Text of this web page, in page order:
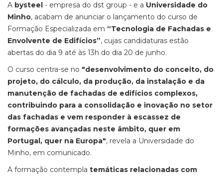
A bysteel - empresa do dst group - e a Universidade do
Minho, acabam de anunciar o lançamento do curso de
Formação Especializada em “Tecnologia de Fachadas e
Envolvente de Edifícios”, cujas candidaturas estão
abertas do dia 9 até às 13h do dia 20 de junho.
O curso centra-se no "desenvolvimento do conceito, do
projeto, do cálculo, da produção, da instalação e da
manutenção de fachadas de edifícios complexos,
contribuindo para a consolidação e inovação no setor
das fachadas e vem responder à escassez de
formações avançadas neste âmbito, quer em
Portugal, quer na Europa", revela a Universidade do
Minho, em comunicado.
A formação contempla temáticas relacionadas com